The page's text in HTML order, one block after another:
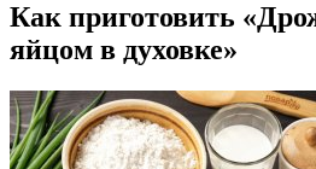
Как приготовить
яйцом в духовке»